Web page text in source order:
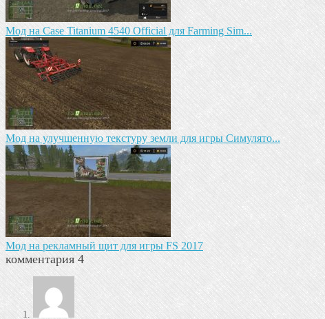
Мод на Case Titanium 4540 Official для Farming Sim...
Мод на улучшенную текстуру земли для игры Симулято...
Мод на рекламный щит для игры FS 2017
комментария 4